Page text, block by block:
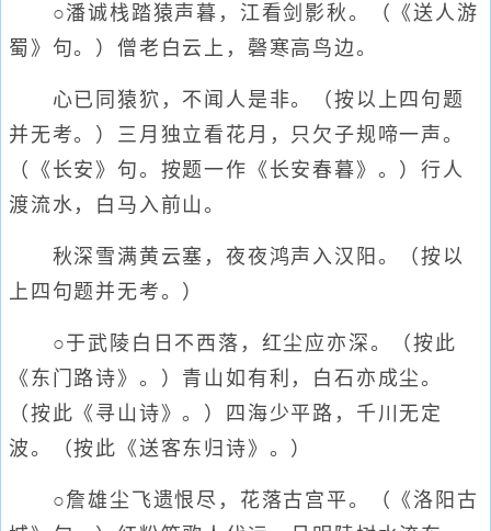
○潘诚栈踏猿声暮，江看剑影秋。（《送人游
蜀》句。）僧老白云上，磬寒高鸟边。
心已同猿狖，不闻人是非。（按以上四句题
并无考。）三月独立看花月，只欠子规啼一声。
（《长安》句。按题一作《长安春暮》。）行人
渡流水，白马入前山。
秋深雪满黄云塞，夜夜鸿声入汉阳。（按以
上四句题并无考。）
○于武陵白日不西落，红尘应亦深。（按此
《东门路诗》。）青山如有利，白石亦成尘。
（按此《寻山诗》。）四海少平路，千川无定
波。（按此《送客东归诗》。）
○詹雄尘飞遗恨尽，花落古宫平。（《洛阳古